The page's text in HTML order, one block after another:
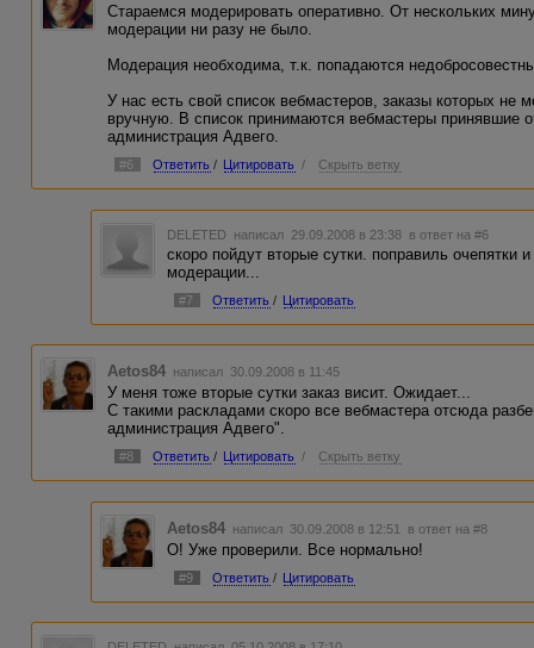
Стараемся модерировать оперативно. От нескольких
модерации ни разу не было.
Модерация необходима, т.к. попадаются
У нас есть свой список вебмастеров, заказы которых
вручную. В список принимаются вебмастеры принявшие
администрация Адвего.
#6 Ответить / Цитировать / Скрыть ветку
DELETED написал 29.09.2008 в 23:38 в ответ на #6
скоро пойдут вторые сутки. поправиль очепятки
модерации...
#7 Ответить / Цитировать
Aetos84 написал 30.09.2008 в 11:45
У меня тоже вторые сутки заказ висит. Ожидает...
С такими раскладами скоро все вебмастера отсюда
администрация Адвего".
#8 Ответить / Цитировать / Скрыть ветку
Aetos84 написал 30.09.2008 в 12:51 в ответ на #8
О! Уже проверили. Все нормально!
#9 Ответить / Цитировать